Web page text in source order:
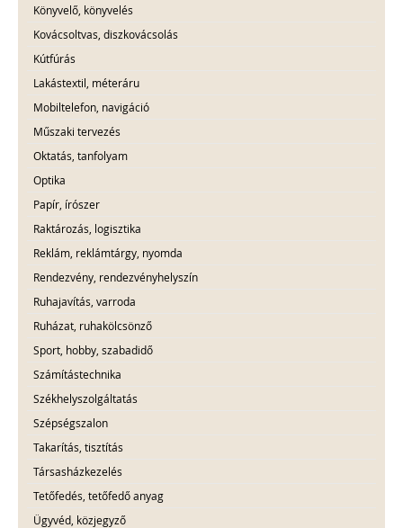
Könyvelő, könyvelés
Kovácsoltvas, diszkovácsolás
Kútfúrás
Lakástextil, méteráru
Mobiltelefon, navigáció
Műszaki tervezés
Oktatás, tanfolyam
Optika
Papír, írószer
Raktározás, logisztika
Reklám, reklámtárgy, nyomda
Rendezvény, rendezvényhelyszín
Ruhajavítás, varroda
Ruházat, ruhakölcsönző
Sport, hobby, szabadidő
Számítástechnika
Székhelyszolgáltatás
Szépségszalon
Takarítás, tisztítás
Társasházkezelés
Tetőfedés, tetőfedő anyag
Ügyvéd, közjegyző